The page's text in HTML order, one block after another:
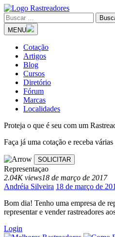
MENU
Cotação
Artigos
Blog
Cursos
Diretório
Fórum
Marcas
Localidades
Proteja o que é seu com um
Faça já uma cotação e receba
Representaçao
2.04K views18 de março de 2017
Andréia Silveira 18 de março de
Bom dia! Tenho uma empresa de
representar e vender rastreadores
Login